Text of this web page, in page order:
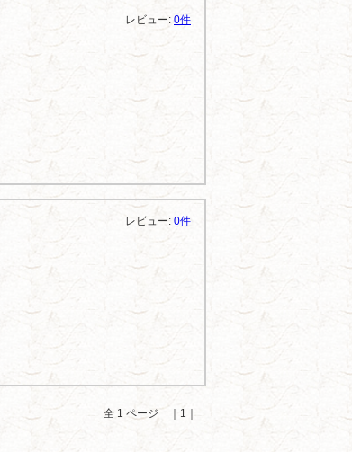
レビュー: 0件
レビュー: 0件
全 1 ページ ｜1｜